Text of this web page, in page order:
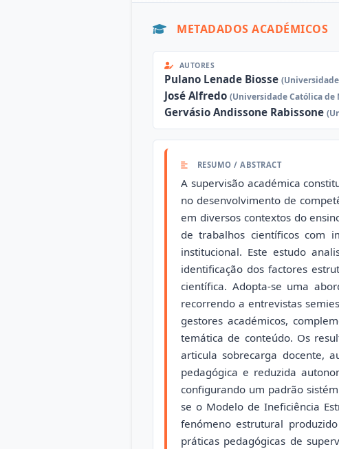
METADADOS ACADÉMICOS
AUTORES
Pulano Lenade Biosse
José Alfredo (Universidade Católica de
Gervásio Andissone Rabissone
RESUMO / ABSTRACT
A supervisão académica
no desenvolvimento de
em diversos contextos do
de trabalhos científicos com
institucional. Este estudo
identificação dos factores
científica. Adopta-se uma
recorrendo a entrevistas
gestores académicos,
temática de conteúdo. Os
articula sobrecarga docente,
pedagógica e reduzida
configurando um padrão
se o Modelo de Ineficiência
fenómeno estrutural
práticas pedagógicas de